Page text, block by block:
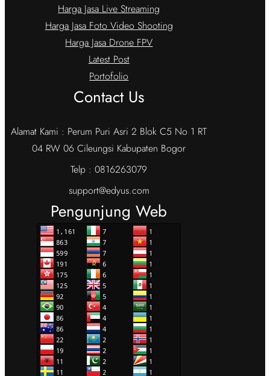
Harga Jasa Live Streaming
Harga Jasa Foto Video Shooting
Harga Jasa Drone FPV
Latest Post
Portofolio
Contact Us
Alamat Kami : Perum Puri Asri 2 Blok C5 No 1 RT
04 RW 06 Cileungsi Kabupaten Bogor
Telp : 0816263079
support@edyus.com
Pengunjung Web